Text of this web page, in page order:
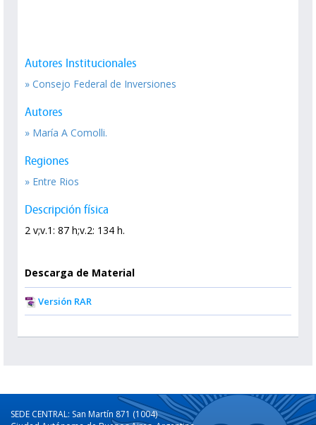
Autores Institucionales
» Consejo Federal de Inversiones
Autores
» María A Comolli.
Regiones
» Entre Rios
Descripción física
2 v;v.1: 87 h;v.2: 134 h.
Descarga de Material
Versión RAR
SEDE CENTRAL: San Martín 871 (1004)